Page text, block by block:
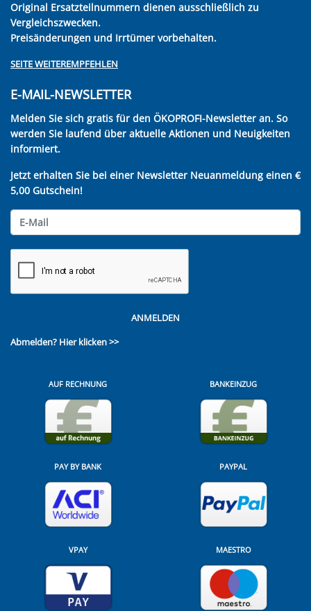
Original Ersatzteilnummern dienen ausschließlich zu
Vergleichszwecken.
Preisänderungen und Irrtümer vorbehalten.
SEITE WEITEREMPFEHLEN
E-MAIL-NEWSLETTER
Melden Sie sich gratis für den ÖKOPROFI-Newsletter an. So
werden Sie laufend über aktuelle Aktionen und Neuigkeiten
informiert.
Jetzt erhalten Sie bei einer Newsletter Neuanmeldung einen €
5,00 Gutschein!
ANMELDEN
Abmelden? Hier klicken >>
AUF RECHNUNG BANKEINZUG
PAY BY BANK PAYPAL
VPAY MAESTRO